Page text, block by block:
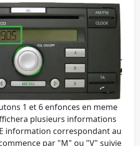
1 et 6 enfonces en meme
plusieurs informations
information correspondant au
par "M" ou "V" suivie